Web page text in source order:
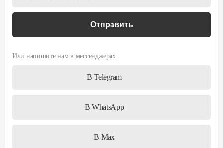
Отправить
Или напишите нам в мессенджерах:
В Telegram
В WhatsApp
В Max